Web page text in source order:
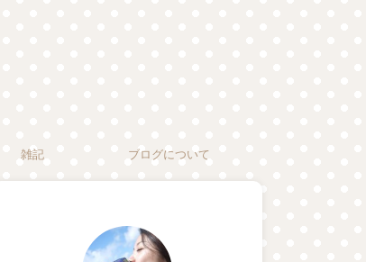
雑記 ブログについて